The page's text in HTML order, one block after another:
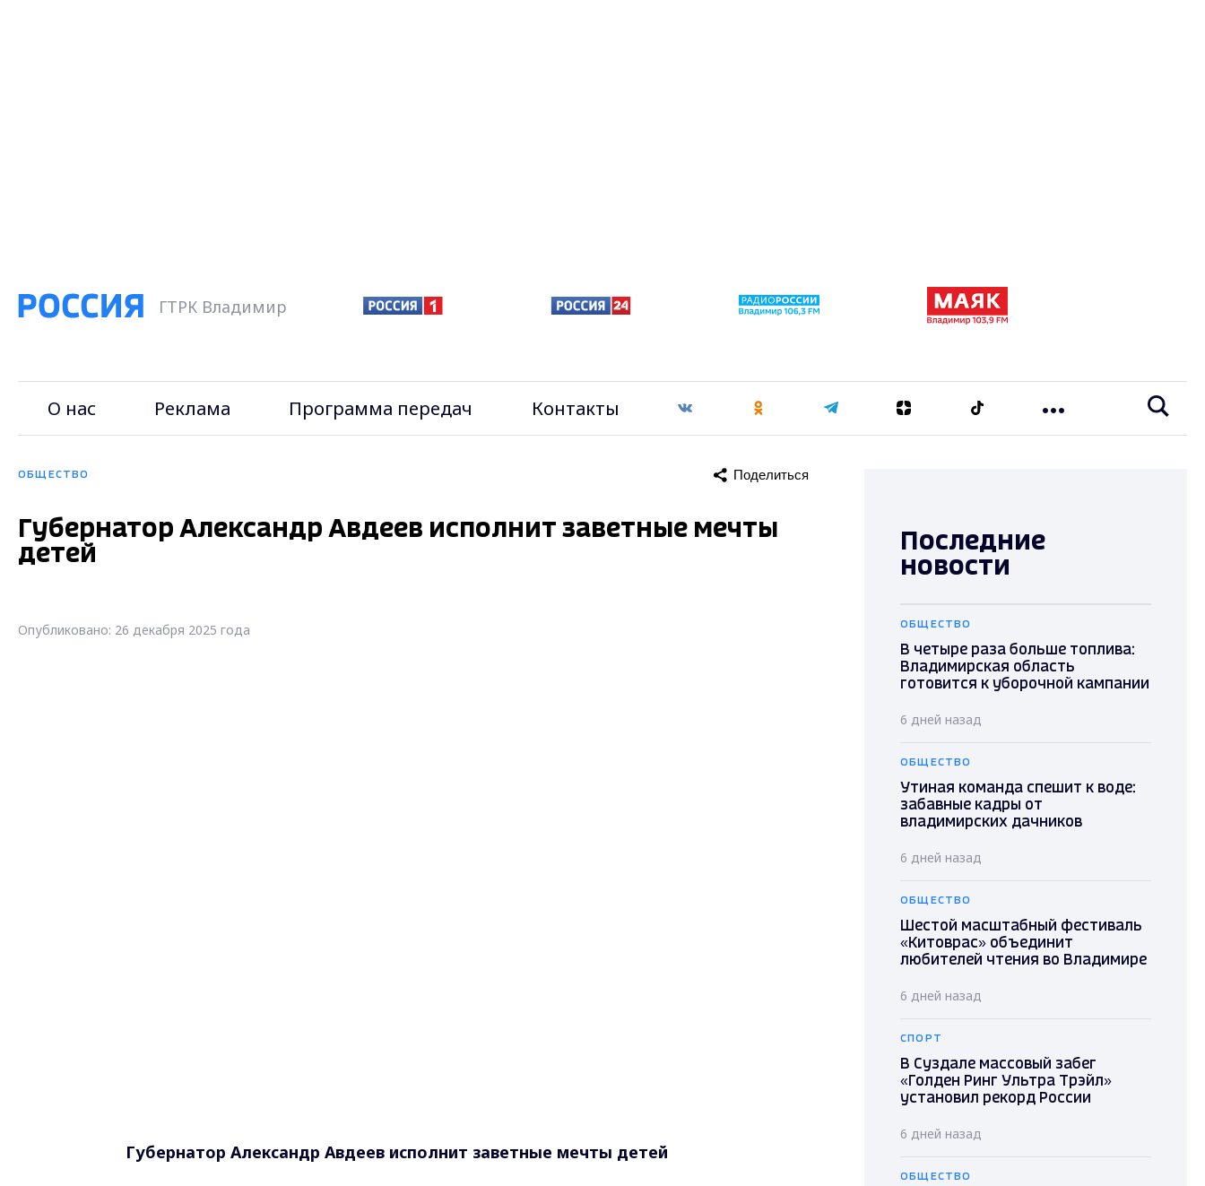
ГТРК Владимир
О нас Реклама Программа передач Контакты
ОБЩЕСТВО Поделиться
Губернатор Александр Авдеев исполнит заветные мечты
детей
Опубликовано: 26 декабря 2025 года
Губернатор Александр Авдеев исполнит заветные мечты детей
Последние
новости
ОБЩЕСТВО
В четыре раза больше топлива:
Владимирская область
готовится к уборочной кампании
6 дней назад
ОБЩЕСТВО
Утиная команда спешит к воде:
забавные кадры от
владимирских дачников
6 дней назад
ОБЩЕСТВО
Шестой масштабный фестиваль
«Китоврас» объединит
любителей чтения во Владимире
6 дней назад
СПОРТ
В Суздале массовый забег
«Голден Ринг Ультра Трэйл»
установил рекорд России
6 дней назад
ОБЩЕСТВО